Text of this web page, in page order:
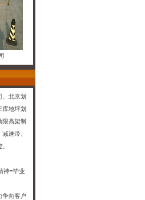
北京划
库地坪划
高架制
速带、
。
神=毕业
争向客户